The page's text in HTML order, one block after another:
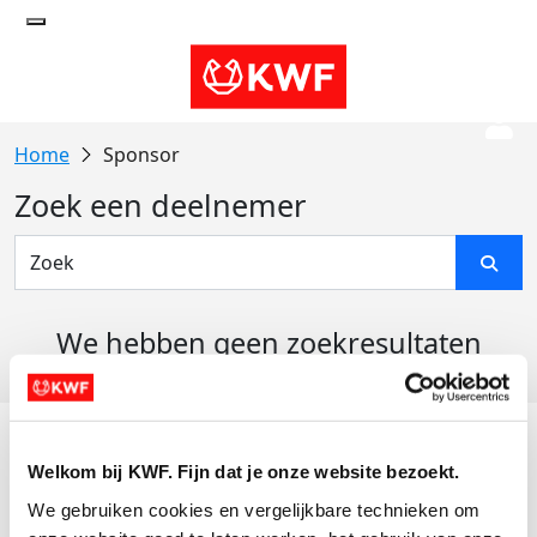
Welkom bij KWF. Fijn dat je onze website bezoekt.
We gebruiken cookies en vergelijkbare technieken om
Sponsor
Zoek een deelnemer
We hebben geen zoekresultaten
Actiematerialen
Evenementen